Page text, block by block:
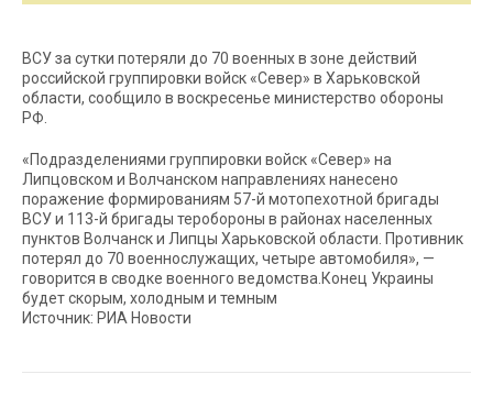
ВСУ за сутки потеряли до 70 военных в зоне действий
российской группировки войск «Север» в Харьковской
области, сообщило в воскресенье министерство обороны
РФ.
«Подразделениями группировки войск «Север» на
Липцовском и Волчанском направлениях нанесено
поражение формированиям 57-й мотопехотной бригады
ВСУ и 113-й бригады теробороны в районах населенных
пунктов Волчанск и Липцы Харьковской области. Противник
потерял до 70 военнослужащих, четыре автомобиля», —
говорится в сводке военного ведомства.Конец Украины
будет скорым, холодным и темным
Источник: РИА Новости